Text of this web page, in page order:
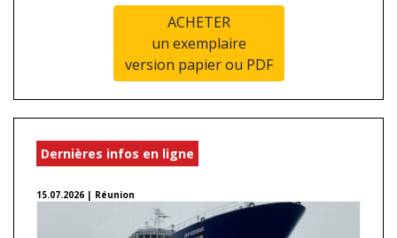
ACHETER
un exemplaire
version papier ou PDF
Dernières infos en ligne
15.07.2026 | Réunion